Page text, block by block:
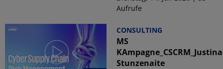
Aufrufe
CONSULTING
MS
KAmpagne_CSCRM_Justina
Stunzenaite